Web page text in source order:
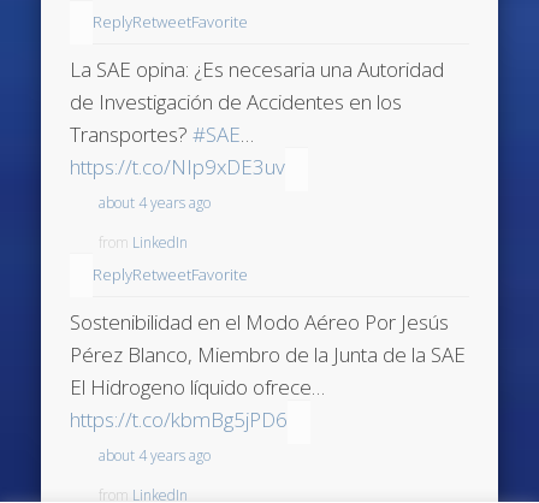
ReplyRetweetFavorite
La SAE opina: ¿Es necesaria una Autoridad
de Investigación de Accidentes en los
Transportes?#SAE…
https://t.co/NIp9xDE3uv
about 4 years ago
from LinkedIn
ReplyRetweetFavorite
Sostenibilidad en el Modo Aéreo Por Jesús
Pérez Blanco, Miembro de la Junta de la SAE
El Hidrogeno líquido ofrece…
https://t.co/kbmBg5jPD6
about 4 years ago
from LinkedIn